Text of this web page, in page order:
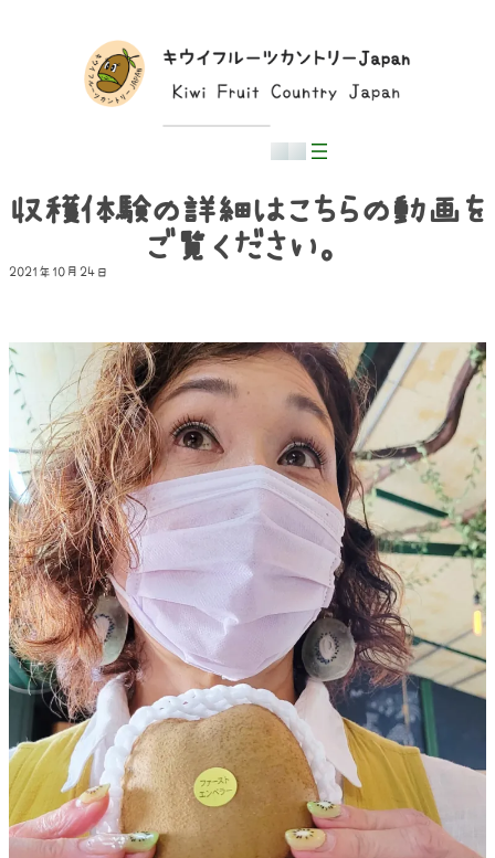
日本語
収穫体験の詳細はこちらの動画を
ご覧ください。
2021年10月24日